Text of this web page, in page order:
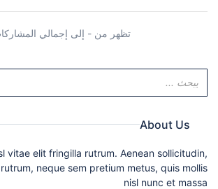
تظهر من - إلى إجمالي
About Us
vitae elit fringilla rutrum. Aenean sollicitudin,
neque sem pretium metus, quis mollis
nisl nunc et massa